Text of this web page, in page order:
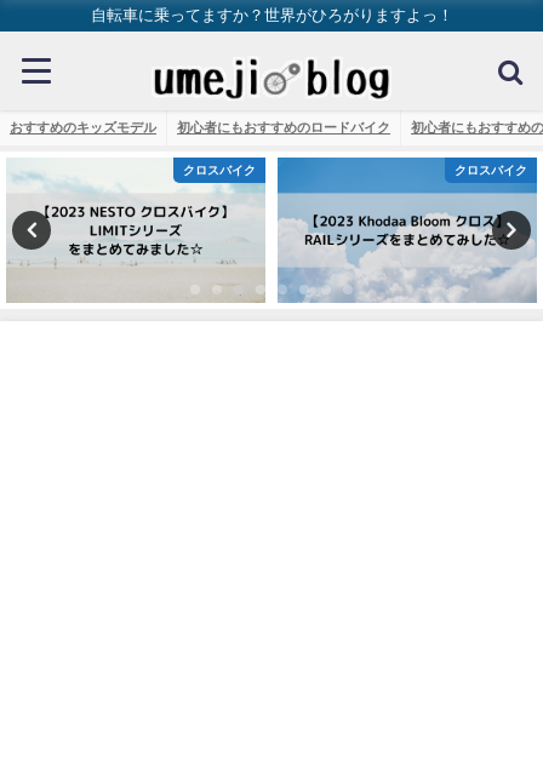
自転車に乗ってますか？世界がひろがりますよっ！
おすすめのキッズモデル 初心者にもおすすめのロードバイク 初心者にもおすすめ
クロスバイク クロスバイク